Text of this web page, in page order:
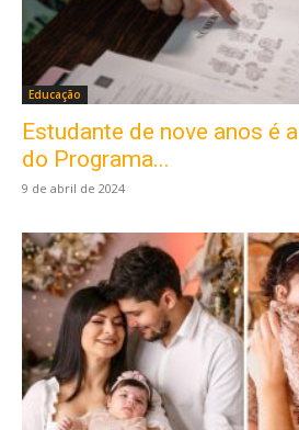
Educação
Estudante de nove anos é
do Programa...
9 de abril de 2024